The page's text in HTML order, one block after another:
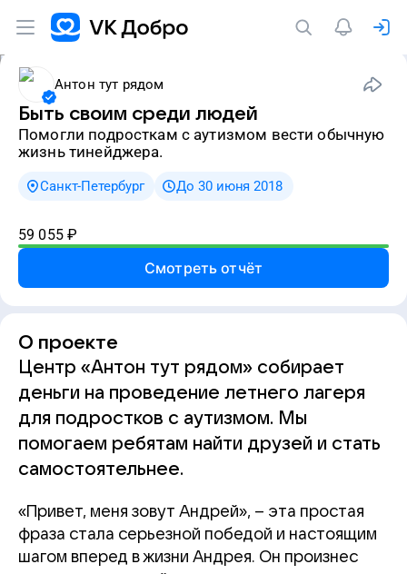
Антон тут рядом
Быть своим среди людей
Помогли подросткам с аутизмом вести обычную
жизнь тинейджера.
Санкт-Петербург До 30 июня 2018
59 055 ₽
Смотреть отчёт
О проекте
Центр «Антон тут рядом» собирает
деньги на проведение летнего лагеря
для подростков с аутизмом. Мы
помогаем ребятам найти друзей и стать
самостоятельнее.
«Привет, меня зовут Андрей», – эта простая
фраза стала серьезной победой и настоящим
шагом вперед в жизни Андрея. Он произнес